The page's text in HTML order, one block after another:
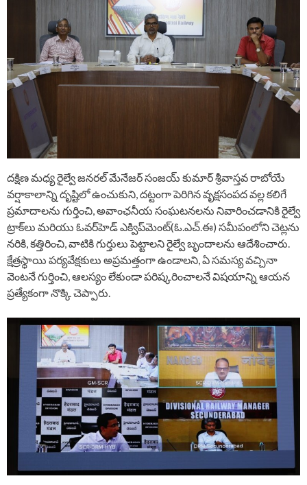
దక్షిణ మధ్య రైల్వే జనరల్ మేనేజర్ సంజయ్ కుమార్ శ్రీవాస్తవ రాబోయే
వర్షాకాలాన్ని దృష్టిలో ఉంచుకుని, దట్టంగా పెరిగిన వృక్షసంపద వల్ల కలిగే
ప్రమాదాలను గుర్తించి, అవాంఛనీయ సంఘటనలను నివారించడానికి రైల్వే
ట్రాక్‌లు మరియు ఓవర్‌హెడ్ ఎక్విప్‌మెంట్(ఓ.ఎచ్.ఈ) సమీపంలోని చెట్లను
నరికి, కత్తిరించి, వాటికి గుర్తులు పెట్టాలని రైల్వే బృందాలను ఆదేశించారు.
క్షేత్రస్థాయి పర్యవేక్షకులు అప్రమత్తంగా ఉండాలని, ఏ సమస్య వచ్చినా
వెంటనే గుర్తించి, ఆలస్యం లేకుండా పరిష్కరించాలనే విషయాన్ని ఆయన
ప్రత్యేకంగా నొక్కి చెప్పారు.